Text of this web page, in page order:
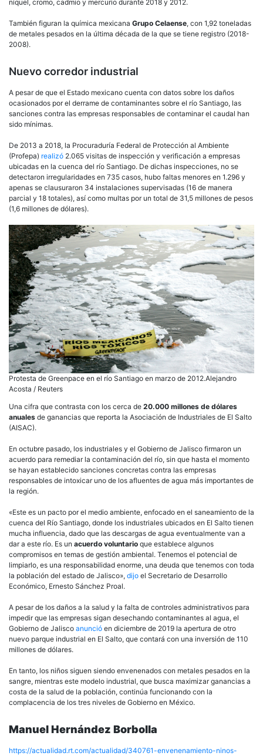
níquel, cromo, cadmio y mercurio durante 2018 y 2012.
También figuran la química mexicana Grupo Celaense, con 1,92 toneladas
de metales pesados en la última década de la que se tiene registro (2018-
2008).
Nuevo corredor industrial
A pesar de que el Estado mexicano cuenta con datos sobre los daños
ocasionados por el derrame de contaminantes sobre el río Santiago, las
sanciones contra las empresas responsables de contaminar el caudal han
sido mínimas.
De 2013 a 2018, la Procuraduría Federal de Protección al Ambiente
(Profepa) realizó 2.065 visitas de inspección y verificación a empresas
ubicadas en la cuenca del río Santiago. De dichas inspecciones, no se
detectaron irregularidades en 735 casos, hubo faltas menores en 1.296 y
apenas se clausuraron 34 instalaciones supervisadas (16 de manera
parcial y 18 totales), así como multas por un total de 31,5 millones de pesos
(1,6 millones de dólares).
Protesta de Greenpace en el río Santiago en marzo de 2012.Alejandro
Acosta / Reuters
Una cifra que contrasta con los cerca de 20.000 millones de dólares
anuales de ganancias que reporta la Asociación de Industriales de El Salto
(AISAC).
En octubre pasado, los industriales y el Gobierno de Jalisco firmaron un
acuerdo para remediar la contaminación del río, sin que hasta el momento
se hayan establecido sanciones concretas contra las empresas
responsables de intoxicar uno de los afluentes de agua más importantes de
la región.
«Este es un pacto por el medio ambiente, enfocado en el saneamiento de la
cuenca del Río Santiago, donde los industriales ubicados en El Salto tienen
mucha influencia, dado que las descargas de agua eventualmente van a
dar a este río. Es un acuerdo voluntario que establece algunos
compromisos en temas de gestión ambiental. Tenemos el potencial de
limpiarlo, es una responsabilidad enorme, una deuda que tenemos con toda
la población del estado de Jalisco», dijo el Secretario de Desarrollo
Económico, Ernesto Sánchez Proal.
A pesar de los daños a la salud y la falta de controles administrativos para
impedir que las empresas sigan desechando contaminantes al agua, el
Gobierno de Jalisco anunció en diciembre de 2019 la apertura de otro
nuevo parque industrial en El Salto, que contará con una inversión de 110
millones de dólares.
En tanto, los niños siguen siendo envenenados con metales pesados en la
sangre, mientras este modelo industrial, que busca maximizar ganancias a
costa de la salud de la población, continúa funcionando con la
complacencia de los tres niveles de Gobierno en México.
Manuel Hernández Borbolla
https://actualidad.rt.com/actualidad/340761-envenenamiento-ninos-